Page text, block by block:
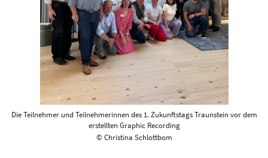
Die Teilnehmer und Teilnehmerinnen des 1. Zukunftstags Traunstein vor dem
erstellten Graphic Recording
© Christina Schlottbom